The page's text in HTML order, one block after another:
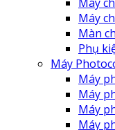
Máy
Màn
Phụ
Máy
Máy
Máy
Máy
Máy